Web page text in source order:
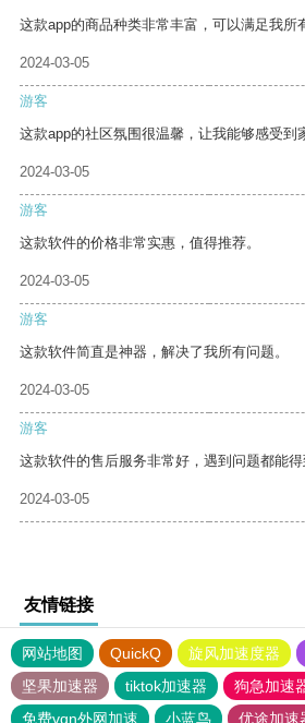
这款app的商品种类非常丰富，可以满足我所
2024-03-05
游客
这款app的社区氛围很温馨，让我能够感受到
2024-03-05
游客
这款软件的价格非常实惠，值得推荐。
2024-03-05
游客
这款软件简直是神器，解决了我所有问题。
2024-03-05
游客
这款软件的售后服务非常好，遇到问题都能得
2024-03-05
友情链接
网站地图 QuickQ 旋风加速度器
坚果加速器
tiktok加速器
狗急加速
免费vqn外网加速
小蓝鸟 优途加速